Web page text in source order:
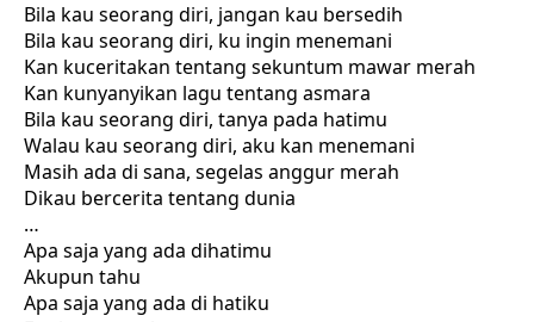
Bila kau seorang diri, jangan kau bersedih
Bila kau seorang diri, ku ingin menemani
Kan kuceritakan tentang sekuntum mawar merah
Kan kunyanyikan lagu tentang asmara
Bila kau seorang diri, tanya pada hatimu
Walau kau seorang diri, aku kan menemani
Masih ada di sana, segelas anggur merah
Dikau bercerita tentang dunia
…
Apa saja yang ada dihatimu
Akupun tahu
Apa saja yang ada di hatiku